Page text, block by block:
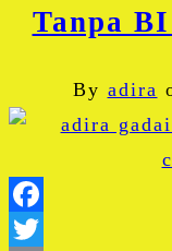
Tanpa
By adira